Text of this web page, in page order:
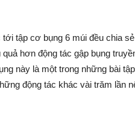
tập cơ bụng 6 múi đều chia
hơn động tác gập bụng
này là một trong những bài
động tác khác vài trăm lần